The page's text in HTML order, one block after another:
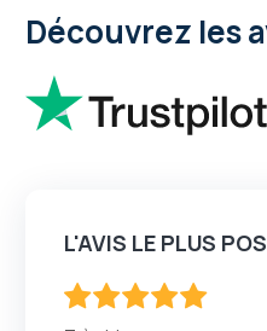
Découvrez les
L'AVIS LE PLUS